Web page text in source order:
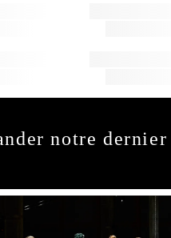
notre dernier